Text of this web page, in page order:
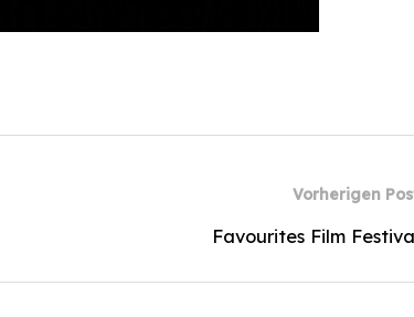
Vorherigen
Favourites Film